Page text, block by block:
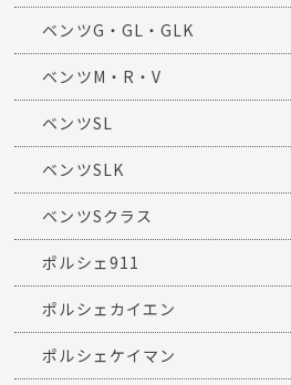
ベンツG・GL・GLK
ベンツM・R・V
ベンツSL
ベンツSLK
ベンツSクラス
ポルシェ911
ポルシェカイエン
ポルシェケイマン